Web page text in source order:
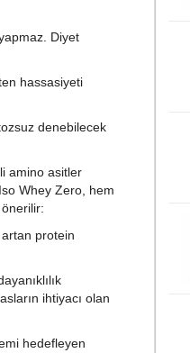
Diyet
hassasiyeti
denebilecek
amino asitler
Whey Zero, hem
protein
ihtiyacı olan
hedefleyen